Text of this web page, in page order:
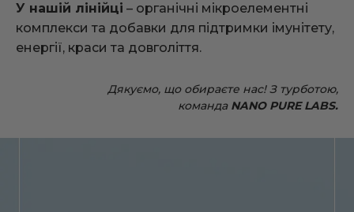
У нашій лінійці – органічні мікроелементні
комплекси та добавки для підтримки імунітету,
енергії, краси та довголіття.
Дякуємо, що обираєте нас! З турботою,
команда NANO PURE LABS.